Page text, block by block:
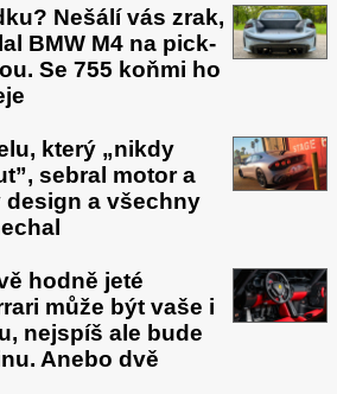
Nešálí vás zrak,
BMW M4 na pick-
Se 755 koňmi ho
který „nikdy
sebral motor a
a všechny
hodně jeté
může být vaše i
nejspíš ale bude
Anebo dvě